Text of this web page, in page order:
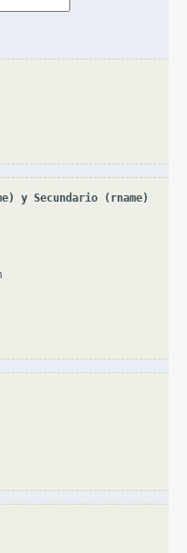
y Secundario (rname)